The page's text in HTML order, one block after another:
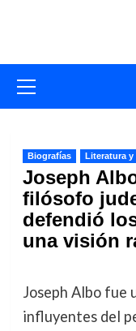
primario
Biografías Literatura y
Joseph
filósofo
defendió
una visión
Joseph Albo fue
influyentes del